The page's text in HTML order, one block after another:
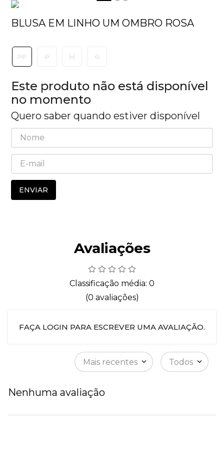
BLUSA EM LINHO UM OMBRO ROSA
PP P M G
Este produto não está disponível
no momento
Quero saber quando estiver disponível
ENVIAR
Avaliações
Classificação média: 0
(0 avaliações)
FAÇA LOGIN PARA ESCREVER UMA AVALIAÇÃO.
Mais recentes Todos
Nenhuma avaliação